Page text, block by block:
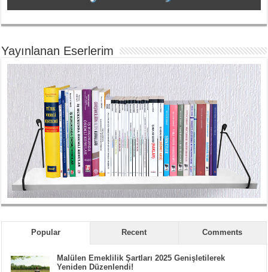
Yayınlanan Eserlerim
Popular Recent Comments
Malülen Emeklilik Şartları 2025 Genişletilerek
Yeniden Düzenlendi!